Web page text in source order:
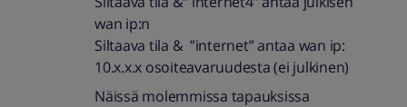
wan ip:n
Siltaava tila & ”internet” antaa wan ip:
10.x.x.x osoiteavaruudesta (ei julkinen)
Näissä molemmissa tapauksissa